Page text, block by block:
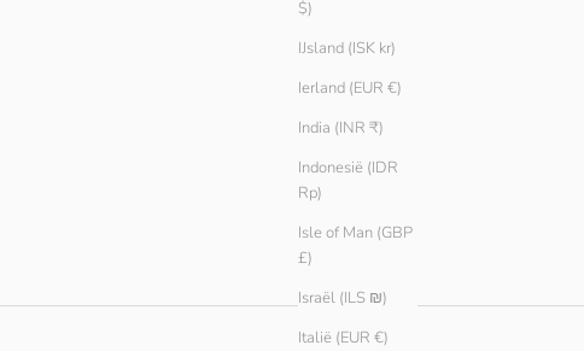
$)
IJsland (ISK kr)
Ierland (EUR €)
India (INR ₹)
Indonesië (IDR
Rp)
Isle of Man (GBP
£)
Israël (ILS ₪)
Italië (EUR €)